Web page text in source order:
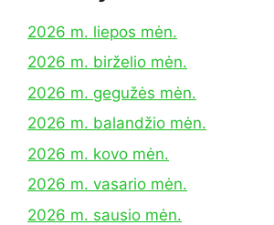
2026 m. liepos mėn.
2026 m. birželio mėn.
2026 m. gegužės mėn.
2026 m. balandžio mėn.
2026 m. kovo mėn.
2026 m. vasario mėn.
2026 m. sausio mėn.